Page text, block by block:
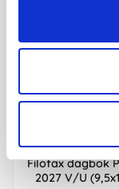
Filofax dagbok
2027 V/U